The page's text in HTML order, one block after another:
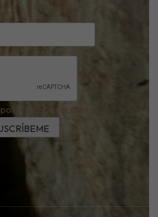
política de privacidad.